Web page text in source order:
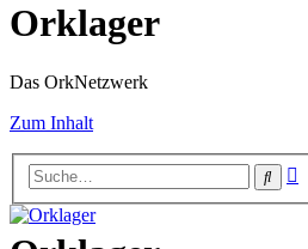
Orklager
Das OrkNetzwerk
Zum Inhalt
Suche